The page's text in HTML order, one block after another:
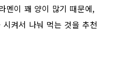
멘이 꽤 양이 많기 때문에,
켜서 나눠 먹는 것을 추천